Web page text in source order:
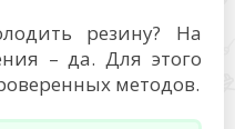
резину? На
– да. Для этого
методов.